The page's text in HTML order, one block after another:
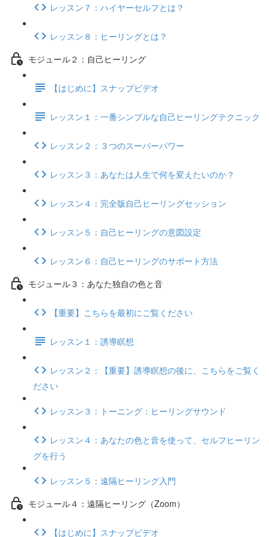
レッスン７：ハイヤーセルフとは？
レッスン８：ヒーリングとは？
モジュール２：自己ヒーリング
【はじめに】スナップビデオ
レッスン１：一番シンプルな自己ヒーリングテクニック
レッスン２：３つのスーパーパワー
レッスン３：あなたは人生で何を変えたいのか？
レッスン４：完全版自己ヒーリングセッション
レッスン５：自己ヒーリングの意図設定
レッスン６：自己ヒーリングのサポート方法
モジュール３：あなた独自の色と音
【重要】こちらを最初にご覧ください
レッスン１：誘導瞑想
レッスン２：【重要】誘導瞑想の後に、こちらをご覧く
ださい
レッスン３：トーニング：ヒーリングサウンド
レッスン４：あなたの色と音を使って、セルフヒーリン
グを行う
レッスン５：遠隔ヒーリング入門
モジュール４：遠隔ヒーリング（Zoom）
【はじめに】スナップビデオ